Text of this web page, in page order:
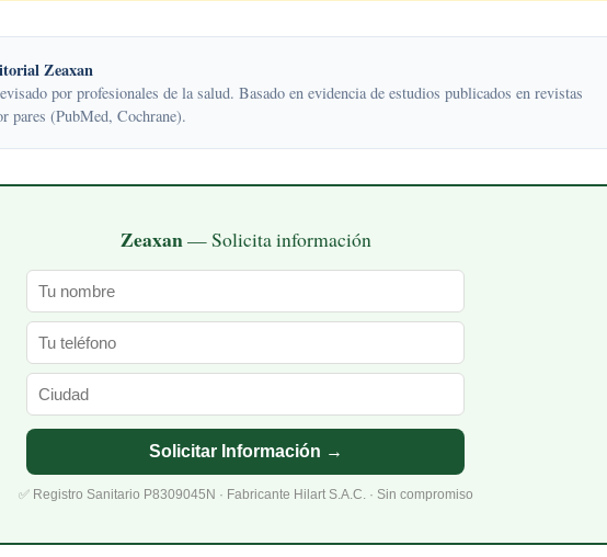
Zeaxan
por profesionales de la salud. Basado en evidencia de estudios publicados en revistas
pares (PubMed, Cochrane).
Zeaxan— Solicita información
Solicitar Información →
✅ Registro Sanitario P8309045N · Fabricante Hilart S.A.C. · Sin compromiso